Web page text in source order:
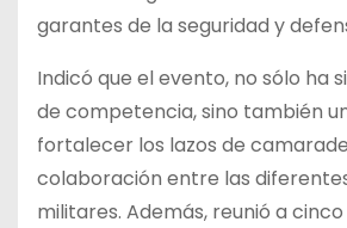
garantes de la seguridad y
Indicó que el evento, no sólo ha
de competencia, sino también
fortalecer los lazos de
colaboración entre las
militares. Además, reunió a